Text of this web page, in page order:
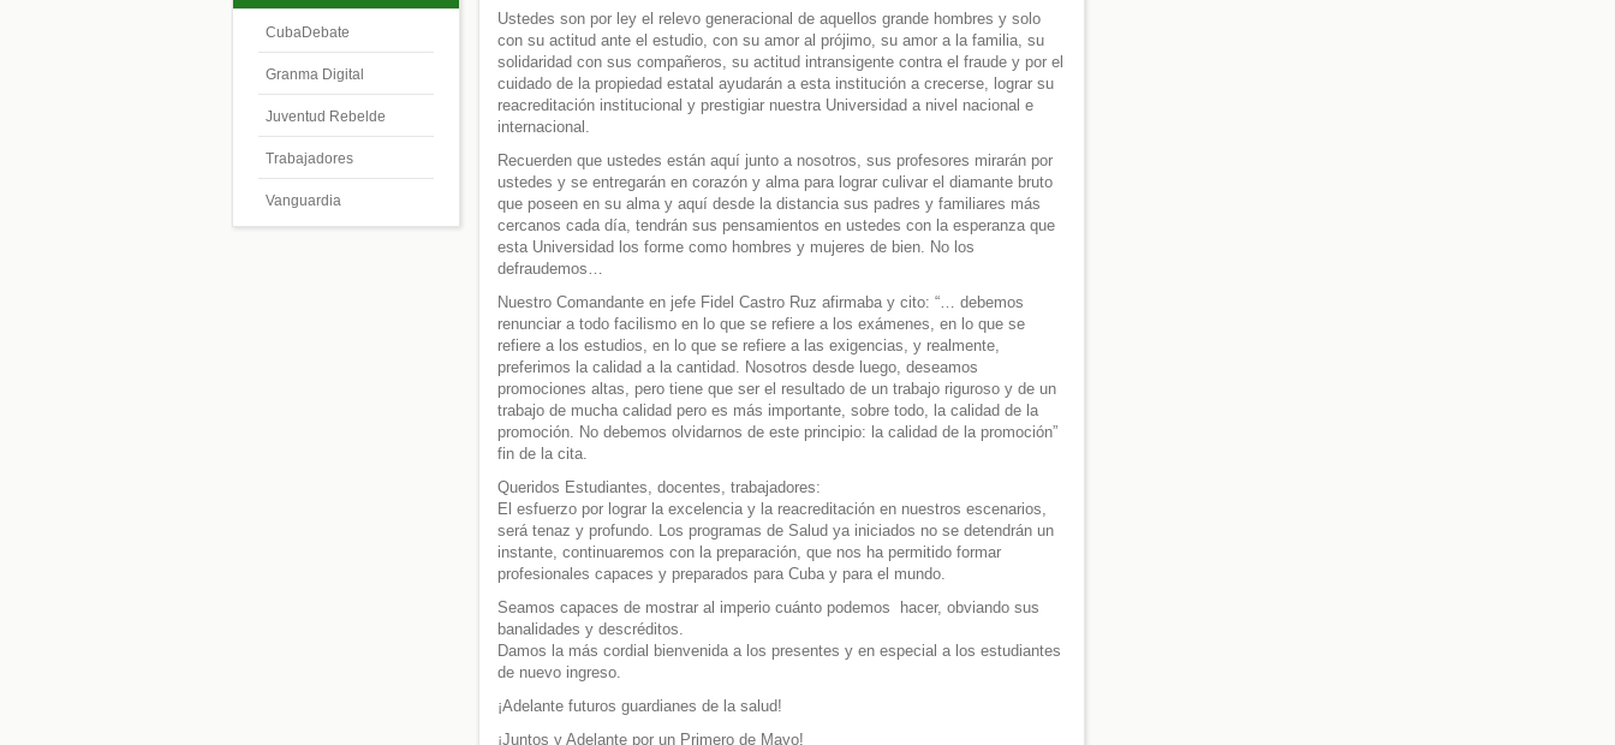
Ustedes son por ley el relevo generacional de aquellos grande hombres y solo
con su actitud ante el estudio, con su amor al prójimo, su amor a la familia, su
solidaridad con sus compañeros, su actitud intransigente contra el fraude y por el
cuidado de la propiedad estatal ayudarán a esta institución a crecerse, lograr su
reacreditación institucional y prestigiar nuestra Universidad a nivel nacional e
internacional.
Recuerden que ustedes están aquí junto a nosotros, sus profesores mirarán por
ustedes y se entregarán en corazón y alma para lograr culivar el diamante bruto
que poseen en su alma y aquí desde la distancia sus padres y familiares más
cercanos cada día, tendrán sus pensamientos en ustedes con la esperanza que
esta Universidad los forme como hombres y mujeres de bien. No los
defraudemos…
Nuestro Comandante en jefe Fidel Castro Ruz afirmaba y cito: “… debemos
renunciar a todo facilismo en lo que se refiere a los exámenes, en lo que se
refiere a los estudios, en lo que se refiere a las exigencias, y realmente,
preferimos la calidad a la cantidad. Nosotros desde luego, deseamos
promociones altas, pero tiene que ser el resultado de un trabajo riguroso y de un
trabajo de mucha calidad pero es más importante, sobre todo, la calidad de la
promoción. No debemos olvidarnos de este principio: la calidad de la promoción”
fin de la cita.
Queridos Estudiantes, docentes, trabajadores:
El esfuerzo por lograr la excelencia y la reacreditación en nuestros escenarios,
será tenaz y profundo. Los programas de Salud ya iniciados no se detendrán un
instante, continuaremos con la preparación, que nos ha permitido formar
profesionales capaces y preparados para Cuba y para el mundo.
Seamos capaces de mostrar al imperio cuánto podemos hacer, obviando sus
banalidades y descréditos.
Damos la más cordial bienvenida a los presentes y en especial a los estudiantes
de nuevo ingreso.
¡Adelante futuros guardianes de la salud!
¡Juntos y Adelante por un Primero de Mayo!
CubaDebate
Granma Digital
Juventud Rebelde
Trabajadores
Vanguardia